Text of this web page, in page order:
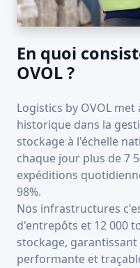
En quoi
OVOL ?
Logistics by OVOL
historique dans la
stockage à l'échelle
chaque jour plus de 7
expéditions
98%.
Nos infrastructures
d'entrepôts et 12 000
stockage,
performante et